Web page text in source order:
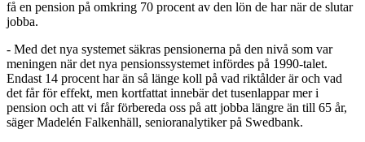
få en pension på omkring 70 procent av den lön de har när de slutar
jobba.
- Med det nya systemet säkras pensionerna på den nivå som var
meningen när det nya pensionssystemet infördes på 1990-talet.
Endast 14 procent har än så länge koll på vad riktålder är och vad
det får för effekt, men kortfattat innebär det tusenlappar mer i
pension och att vi får förbereda oss på att jobba längre än till 65 år,
säger Madelén Falkenhäll, senioranalytiker på Swedbank.